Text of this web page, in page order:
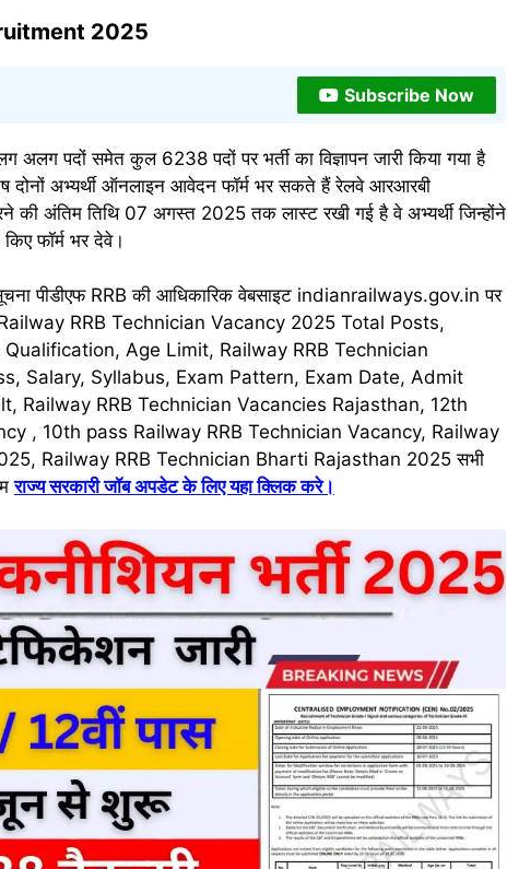
2025
Subscribe Now
अलग पदों समेत कुल 6238 पदों पर भर्ती का विज्ञापन जारी किया गया है
दोनों अभ्यर्थी ऑनलाइन आवेदन फॉर्म भर सकते हैं रेलवे आरआरबी
अंतिम तिथि 07 अगस्त 2025 तक लास्ट रखी गई है वे अभ्यर्थी जिन्होंने
फॉर्म भर देवे।
पीडीएफ RRB की आधिकारिक वेबसाइट indianrailways.gov.in पर
Railway RRB Technician Vacancy 2025 Total Posts,
Age Limit, Railway RRB Technician
Salary, Syllabus, Exam Pattern, Exam Date, Admit
Railway RRB Technician Vacancies Rajasthan, 12th
, 10th pass Railway RRB Technician Vacancy, Railway
Railway RRB Technician Bharti Rajasthan 2025 सभी
राज्य सरकारी जॉब अपडेट के लिए यहा क्लिक करे।